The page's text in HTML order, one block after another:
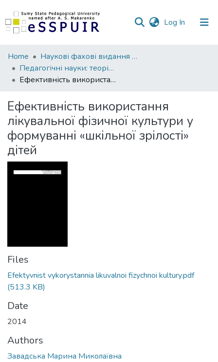
Log In (current)
Communities
&
Collections
Statistics
Home
Наукові фахові видання СумДПУ
Педагогічні науки: теорія, історія, інноваційні технології
Ефективність використання лікувальної фізичної культури у формуванні «шкільної зрілості» дітей
Ефективність використання
лікувальної фізичної культури у
формуванні «шкільної зрілості»
дітей
Files
Efektyvnist vykorystannia likuvalnoi fizychnoi kultury.pdf
(513.3 KB)
Date
2014
Authors
Завадська Марина Миколаївна